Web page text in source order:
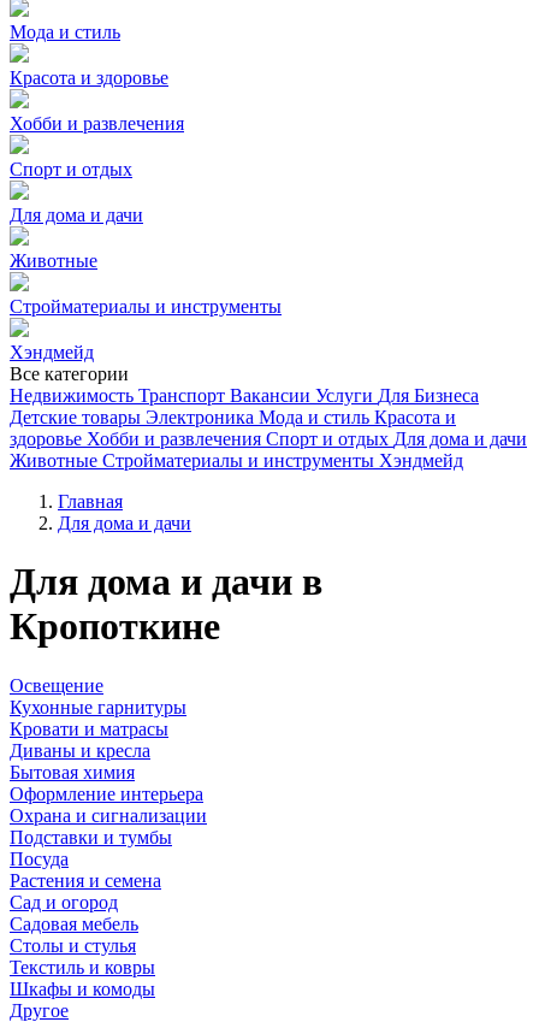
Мода и стиль
Красота и здоровье
Хобби и развлечения
Спорт и отдых
Для дома и дачи
Животные
Стройматериалы и инструменты
Хэндмейд
Все категории
Недвижимость Транспорт Вакансии Услуги Для Бизнеса
Детские товары Электроника Мода и стиль Красота и
здоровье Хобби и развлечения Спорт и отдых Для дома и дачи
Животные Стройматериалы и инструменты Хэндмейд
Главная
Для дома и дачи
Для дома и дачи в
Кропоткине
Освещение
Кухонные гарнитуры
Кровати и матрасы
Диваны и кресла
Бытовая химия
Оформление интерьера
Охрана и сигнализации
Подставки и тумбы
Посуда
Растения и семена
Сад и огород
Садовая мебель
Столы и стулья
Текстиль и ковры
Шкафы и комоды
Другое